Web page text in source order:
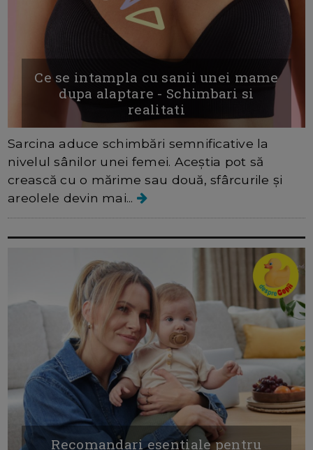
Ce se intampla cu sanii unei mame
dupa alaptare - Schimbari si
realitati
Sarcina aduce schimbări semnificative la
nivelul sânilor unei femei. Aceștia pot să
crească cu o mărime sau două, sfârcurile și
areolele devin mai...
Recomandari esentiale pentru